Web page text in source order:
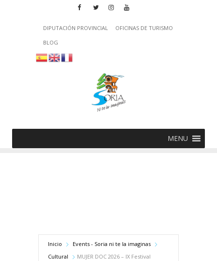
DIPUTACIÓN PROVINCIAL
OFICINAS DE TURISMO
BLOG
MENU
Inicio
Events - Soria ni te la imaginas
Cultural
MUJER DOC 2026 – IX Festival